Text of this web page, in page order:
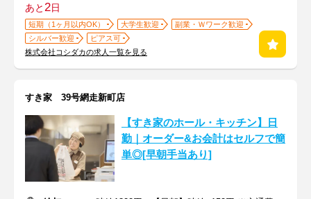
あと2日
短期（1ヶ月以内OK） 大学生歓迎
副業・Ｗワーク歓迎
シルバー歓迎
ピアス可
株式会社コシダカの求人一覧を見る
すき家 39号網走新町店
【すき家のホール・キッチン】日
勤｜オーダー&お会計はセルフで簡
単◎[早朝手当あり]